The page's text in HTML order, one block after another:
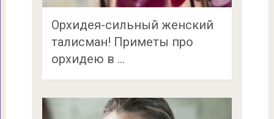
Орхидея-сильный женский
талисман! Приметы про
орхидею в …